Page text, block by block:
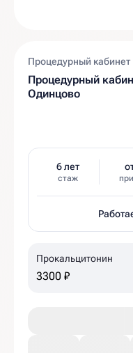
Процедурный кабинет
Процедурный
Одинцово
6 лет
стаж
Прокальцитонин
3300 ₽